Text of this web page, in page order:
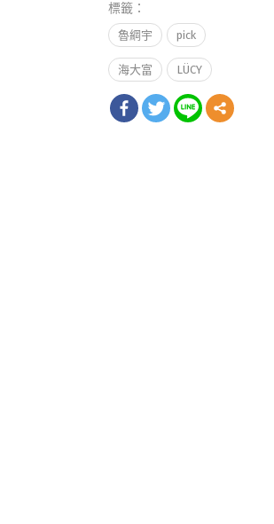
標籤：
魯綱宇 pick
海大富 LÜCY